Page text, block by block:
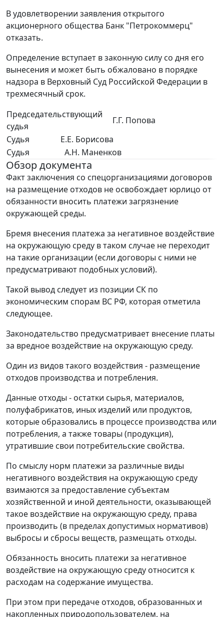
В удовлетворении заявления открытого
акционерного общества Банк "Петрокоммерц"
отказать.
Определение вступает в законную силу со дня его
вынесения и может быть обжаловано в порядке
надзора в Верховный Суд Российской Федерации в
трехмесячный срок.
Председательствующий
судья
Г.Г. Попова
Судья
Е.Е. Борисова
Судья
А.Н. Маненков
Обзор документа
Факт заключения со спецорганизациями договоров
на размещение отходов не освобождает юрлицо от
обязанности вносить платежи загрязнение
окружающей среды.
Бремя внесения платежа за негативное воздействие
на окружающую среду в таком случае не переходит
на такие организации (если договоры с ними не
предусматривают подобных условий).
Такой вывод следует из позиции СК по
экономическим спорам ВС РФ, которая отметила
следующее.
Законодательство предусматривает внесение платы
за вредное воздействие на окружающую среду.
Один из видов такого воздействия - размещение
отходов производства и потребления.
Данные отходы - остатки сырья, материалов,
полуфабрикатов, иных изделий или продуктов,
которые образовались в процессе производства или
потребления, а также товары (продукция),
утратившие свои потребительские свойства.
По смыслу норм платежи за различные виды
негативного воздействия на окружающую среду
взимаются за предоставление субъектам
хозяйственной и иной деятельности, оказывающей
такое воздействие на окружающую среду, права
производить (в пределах допустимых нормативов)
выбросы и сбросы веществ, размещать отходы.
Обязанность вносить платежи за негативное
воздействие на окружающую среду относится к
расходам на содержание имущества.
При этом при передаче отходов, образованных и
накопленных природопользователем, на